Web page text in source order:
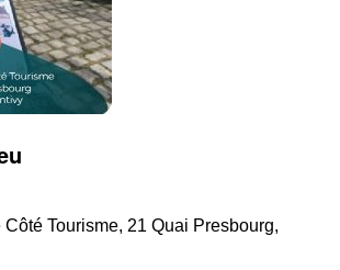
Tourisme, 21 Quai Presbourg,